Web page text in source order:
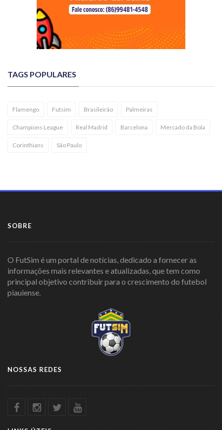
TAGS POPULARES
Flamengo Futsim Brasileirão Palmeiras
Champions League Real Madrid Barcelona Mercado da Bola
Corinthians São Paulo
SOBRE
O FutSim é um portal de notícias, dedicado a fornecer as
informações mais relevantes e atualizadas, que tem como
principal objetivo contribuir para o crescimento do futebol
piauiense.
NOSSAS REDES